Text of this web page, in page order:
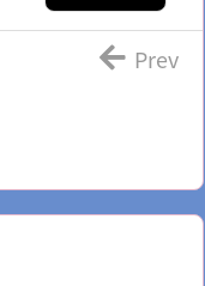
Prev